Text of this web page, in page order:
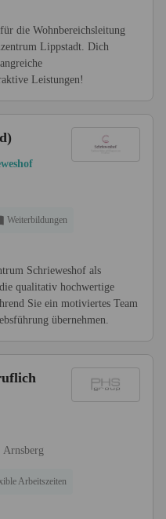
die Wohnbereichsleitung
Lippstadt. Dich
Leistungen!
Weiterbildungen
Schrieweshof als
qualitativ hochwertige
Sie ein motiviertes Team
übernehmen.
Arbeitszeiten